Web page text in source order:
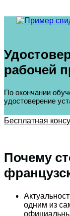
рабочей
По окончании
удостоверение
Бесплатная
Почему
одним из